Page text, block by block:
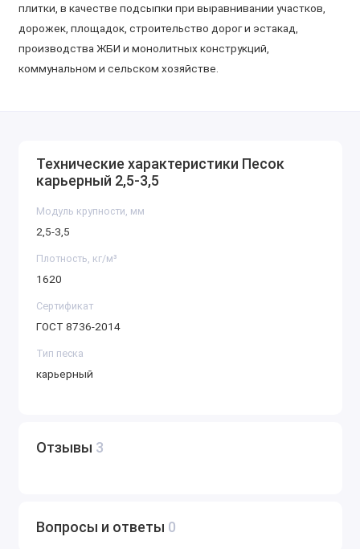
плитки, в качестве подсыпки при выравнивании участков,
дорожек, площадок, строительство дорог и эстакад,
производства ЖБИ и монолитных конструкций,
коммунальном и сельском хозяйстве.
Технические характеристики Песок
карьерный 2,5-3,5
Модуль крупности, мм
2,5-3,5
Плотность, кг/м³
1620
Сертификат
ГОСТ 8736-2014
Тип песка
карьерный
Отзывы 3
Вопросы и ответы 0